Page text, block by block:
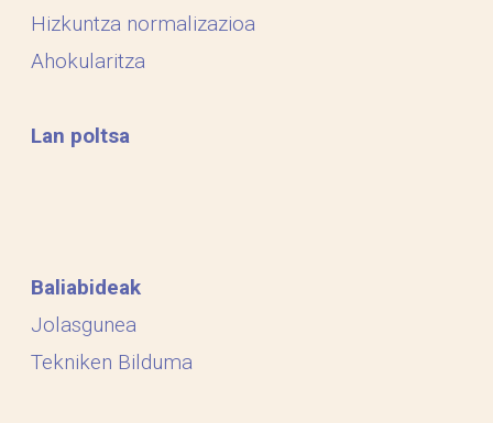
Hizkuntza normalizazioa
Ahokularitza
Lan poltsa
Baliabideak
Jolasgunea
Tekniken Bilduma